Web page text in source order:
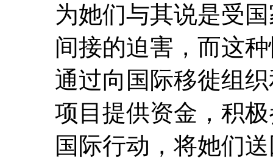
为她们与其说是受
间接的迫害，而这
通过向国际移徙组
项目提供资金，积
国际行动，将她们